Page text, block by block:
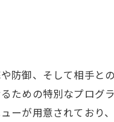
防御、そして相手と
ための特別なプログ
が用意されており